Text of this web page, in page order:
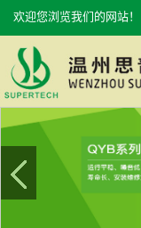
欢迎您浏览我们的网站！
产品中心
在线留言